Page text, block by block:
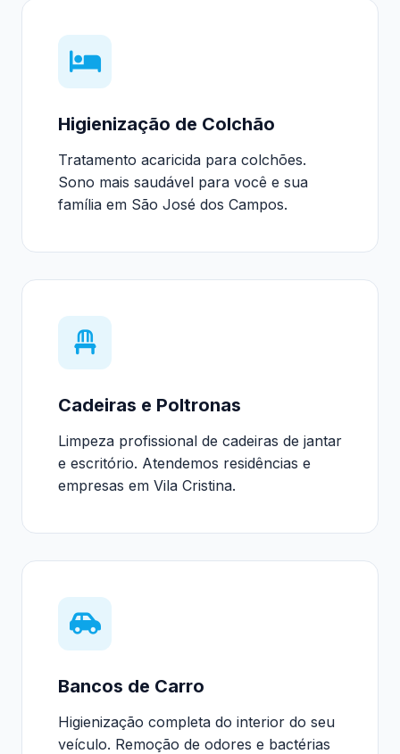
Higienização de Colchão
Tratamento acaricida para colchões.
Sono mais saudável para você e sua
família em São José dos Campos.
Cadeiras e Poltronas
Limpeza profissional de cadeiras de jantar
e escritório. Atendemos residências e
empresas em Vila Cristina.
Bancos de Carro
Higienização completa do interior do seu
veículo. Remoção de odores e bactérias